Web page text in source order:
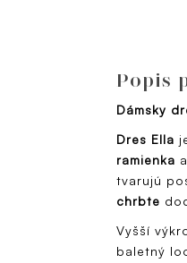
Popis
Dámsky
Dres Ella
ramienka
tvarujú
chrbte
Vyšší
baletný